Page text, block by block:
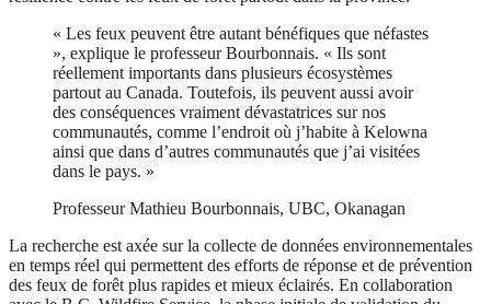
« Les feux peuvent être autant bénéfiques que néfastes
», explique le professeur Bourbonnais. « Ils sont
réellement importants dans plusieurs écosystèmes
partout au Canada. Toutefois, ils peuvent aussi avoir
des conséquences vraiment dévastatrices sur nos
communautés, comme l’endroit où j’habite à Kelowna
ainsi que dans d’autres communautés que j’ai visitées
dans le pays. »
Professeur Mathieu Bourbonnais, UBC, Okanagan
La recherche est axée sur la collecte de données environnementales
en temps réel qui permettent des efforts de réponse et de prévention
des feux de forêt plus rapides et mieux éclairés. En collaboration